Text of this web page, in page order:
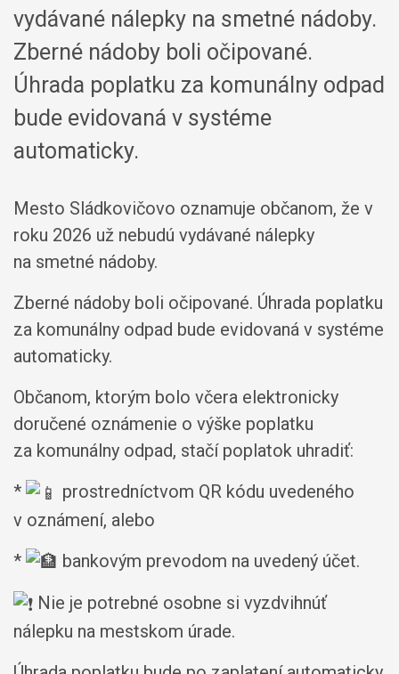
vydávané nálepky na smetné nádoby.
Zberné nádoby boli očipované.
Úhrada poplatku za komunálny odpad
bude evidovaná v systéme
automaticky.
Mesto Sládkovičovo oznamuje občanom, že v
roku 2026 už nebudú vydávané nálepky
na smetné nádoby.
Zberné nádoby boli očipované. Úhrada poplatku
za komunálny odpad bude evidovaná v systéme
automaticky.
Občanom, ktorým bolo včera elektronicky
doručené oznámenie o výške poplatku
za komunálny odpad, stačí poplatok uhradiť:
*
prostredníctvom QR kódu uvedeného
v oznámení, alebo
*
bankovým prevodom na uvedený účet.
Nie je potrebné osobne si vyzdvihnúť
nálepku na mestskom úrade.